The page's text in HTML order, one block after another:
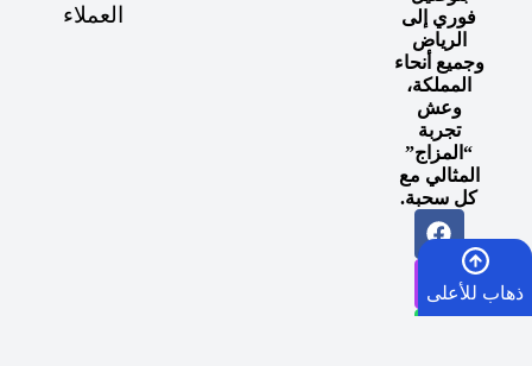
فوري إلى
الرياض
وجميع أنحاء
المملكة،
وعش
تجربة
“المزاج”
المثالي مع
كل سحبة.
العملاء
ذهاب للأعلى